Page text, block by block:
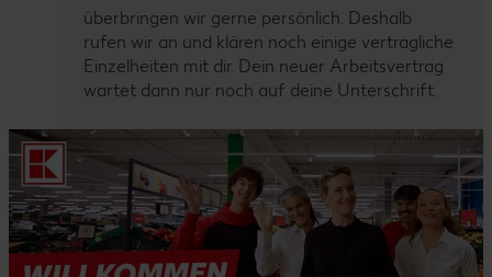
überbringen wir gerne persönlich. Deshalb
rufen wir an und klären noch einige vertragliche
Einzelheiten mit dir. Dein neuer Arbeitsvertrag
wartet dann nur noch auf deine Unterschrift.